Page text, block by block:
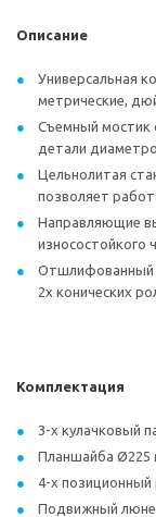
Описание
Универсальная
метрические,
Съемный мостик
детали
Цельнолитая
позволяет
Направляющие
износостойкого
Отшлифованный
2х конических
Комплектация
3-х кулачковый
Планшайба Ø225
4-х
Подвижный